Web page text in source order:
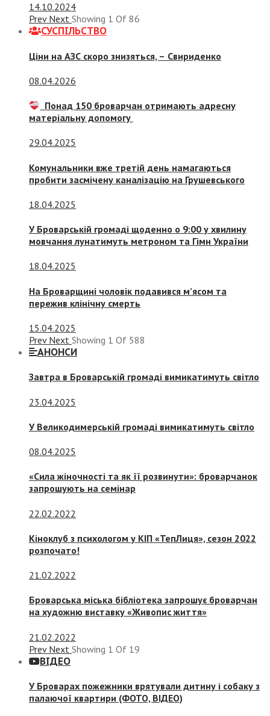
14.10.2024
Prev Next Showing 1 Of 86
СУСПIЛЬСТВО
Ціни на АЗС скоро знизяться, – Свириденко
08.04.2026
Понад 150 броварчан отримають адресну
матеріальну допомогу
29.04.2025
Комунальники вже третій день намагаються
пробити засмічену каналізацію на Грушевського
18.04.2025
У Броварській громаді щоденно о 9:00 у хвилину
мовчання лунатимуть метроном та Гімн України
18.04.2025
На Броварщині чоловік подавився м’ясом та
пережив клінічну смерть
15.04.2025
Prev Next Showing 1 Of 588
АНОНСИ
Завтра в Броварській громаді вимикатимуть світло
23.04.2025
У Великодимерській громаді вимикатимуть світло
08.04.2025
«Сила жіночності та як її розвинути»: броварчанок
запрошують на семінар
22.02.2022
Кіноклуб з психологом у КІП «ТепЛиця», сезон 2022
розпочато!
21.02.2022
Броварська міська бібліотека запрошує броварчан
на художню виставку «Живопис життя»
21.02.2022
Prev Next Showing 1 Of 19
ВІДЕО
У Броварах пожежники врятували дитину і собаку з
палаючої квартири (ФОТО, ВІДЕО)